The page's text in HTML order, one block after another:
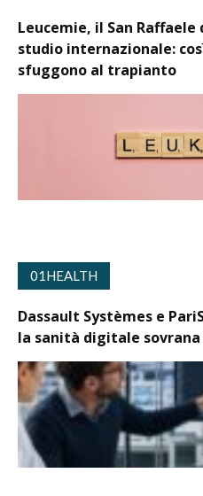
Leucemie, il San
studio internazionale:
sfuggono al trapianto
01HEALTH
Dassault Systèmes e
la sanità digitale sovrana